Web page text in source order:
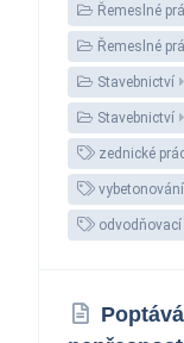
Řemeslné
Řemeslné
Stavebnictví
Stavebnictví
zednické